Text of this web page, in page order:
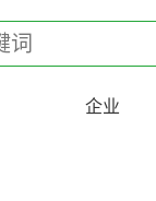
企业